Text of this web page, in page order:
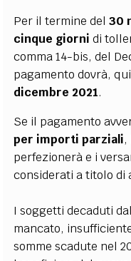
Per il termine del30
cinque giorni di
comma 14-bis, del
pagamento dovrà,
dicembre 2021.
Se il pagamento
per importi parziali,
perfezionerà e i
considerati a titolo di
I soggetti decaduti
mancato,
somme scadute nel